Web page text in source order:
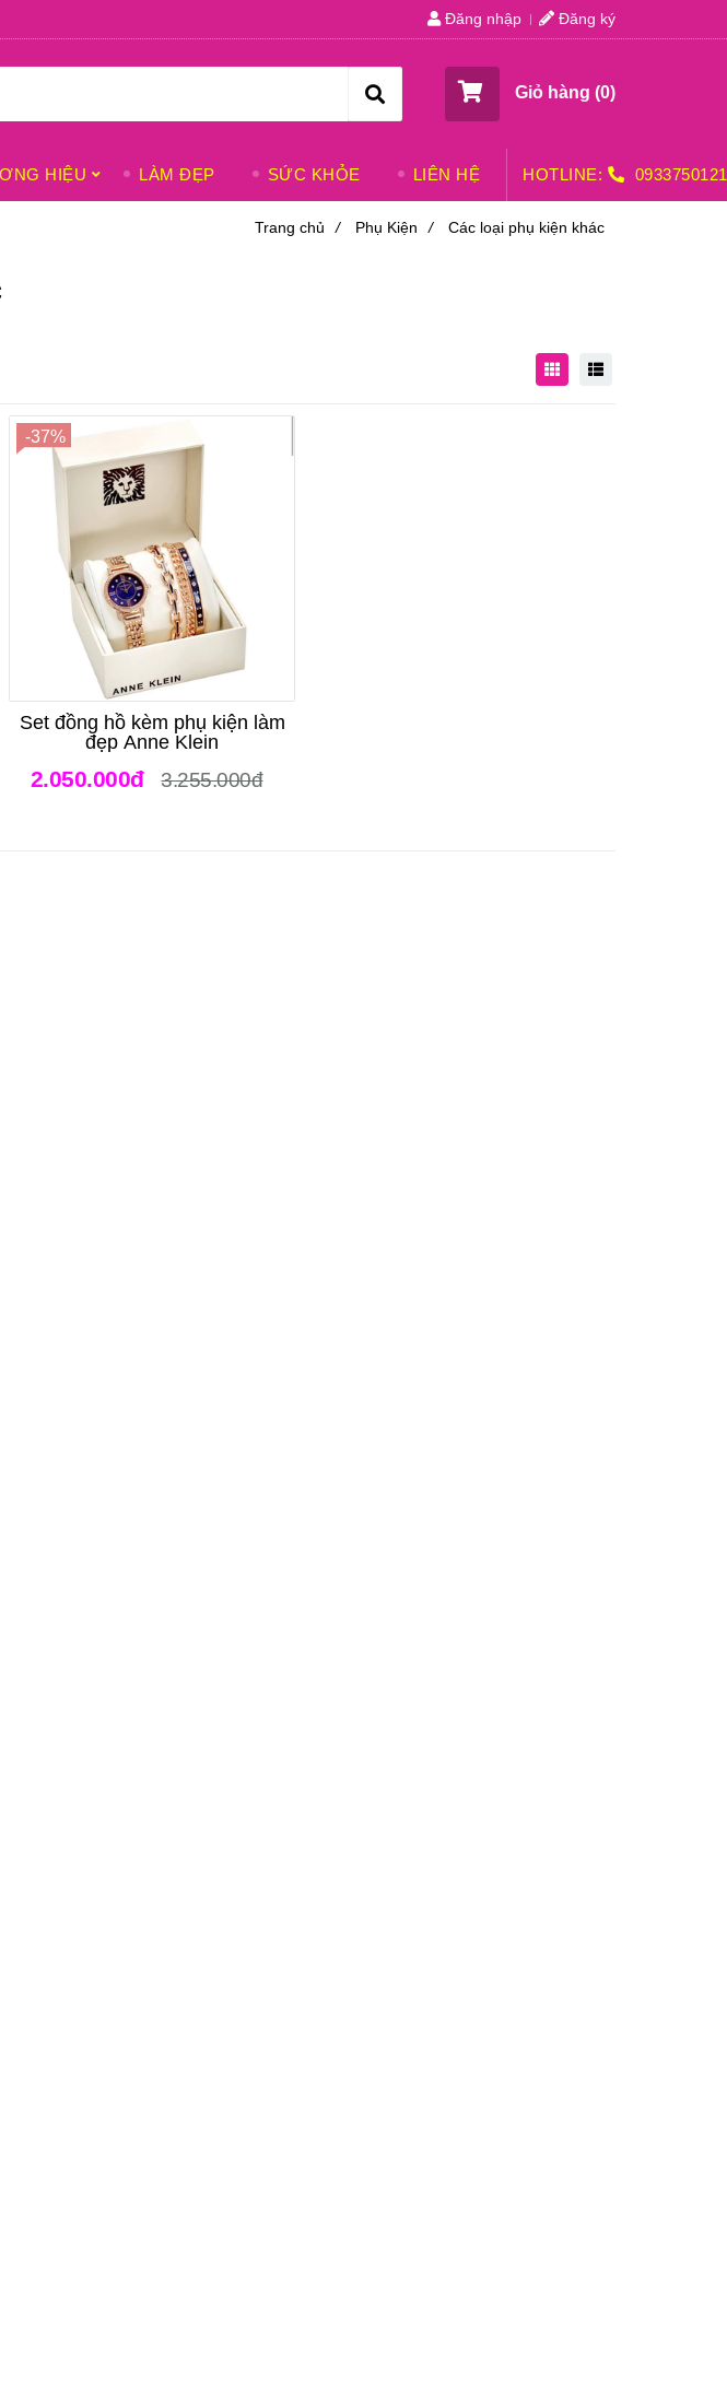
Đăng nhập Đăng ký
Giỏ hàng (0)
HIỆU LÀM ĐẸP SỨC KHỎE LIÊN HỆ HOTLINE: 0933750121
Trang chủ / Phụ Kiện / Các loại phụ kiện khác
-37%
Set đồng hồ kèm phụ kiện làm
đẹp Anne Klein
2.050.000đ 3.255.000đ